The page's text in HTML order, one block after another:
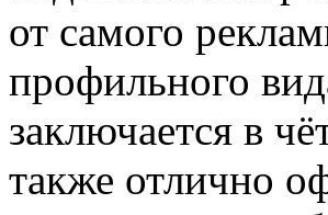
от самого
профильного
заключается в
также отлично